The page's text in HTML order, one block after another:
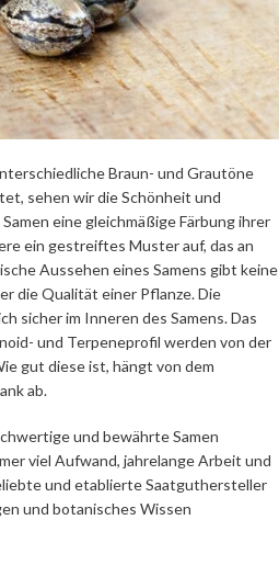
Braun- und Grautöne
sehen wir die Schönheit und
eine gleichmäßige Färbung ihrer
ein gestreiftes Muster auf, das an
Aussehen eines Samens gibt keine
die Qualität einer Pflanze. Die
sicher im Inneren des Samens. Das
und Terpeneprofil werden von der
gut diese ist, hängt von dem
ab.
und bewährte Samen
viel Aufwand, jahrelange Arbeit und
und etablierte Saatguthersteller
und botanisches Wissen